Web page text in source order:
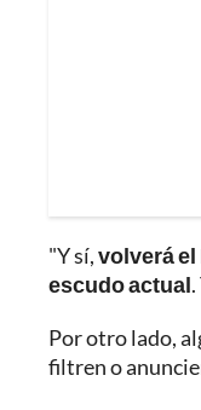
"Y sí,volverá el
escudo actual
Por otro lado,
filtren o